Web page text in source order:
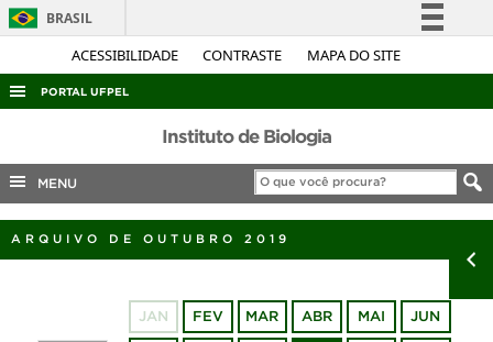
ACESSIBILIDADE CONTRASTE MAPA DO SITE
BRASIL
Simplifique!
Acesso à informação
Legislação
Canais
PORTAL UFPEL
ACESSO À INFORMAÇÃO
AUDITORIA
COBALTO
CONCURSOS
Instituto de Biologia
MENU
ARQUIVO DE OUTUBRO 2019
JAN FEV MAR ABR MAI JUN